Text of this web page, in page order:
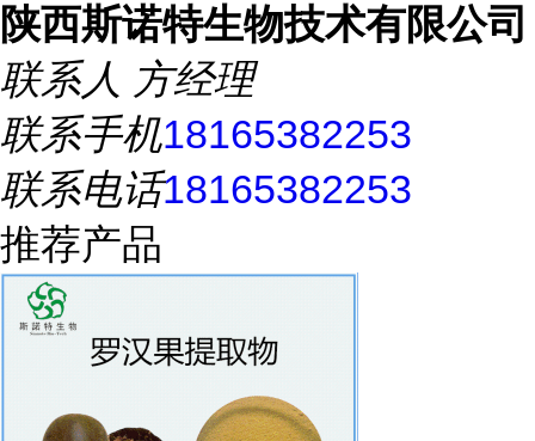
陕西斯诺特生物技术有限公司
联系人 方经理
联系手机18165382253
联系电话18165382253
推荐产品